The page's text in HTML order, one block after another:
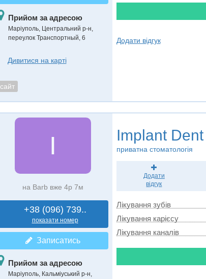
Прийом за адресою
Маріуполь, Центральний р-н,
переулок Транспортный, 6
Дивитися на карті
сайт
Додати відгук
I
на Barb вже 4р 7м
+38 (096) 739..
показати номер
Записатись
Прийом за адресою
Маріуполь, Кальміуський р-н,
Implant Dent
приватна стоматологія
Додати
відгук
Лікування зубів
Лікування карієсу
Лікування каналів